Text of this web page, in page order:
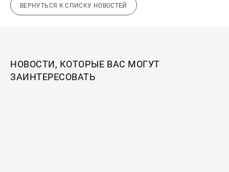
ВЕРНУТЬСЯ К СПИСКУ НОВОСТЕЙ
НОВОСТИ, КОТОРЫЕ ВАС МОГУТ
ЗАИНТЕРЕСОВАТЬ